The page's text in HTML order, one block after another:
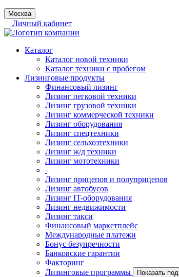
Москва
Личный кабинет
Каталог
Каталог новой техники
Каталог техники с пробегом
Лизинговые продукты
Финансовый лизинг
Лизинг легковой техники
Лизинг грузовой техники
Лизинг коммерческой техники
Лизинг оборудования
Лизинг спецтехники
Лизинг сельхозтехники
Лизинг ж/д техники
Лизинг мототехники
Лизинг прицепов и полуприцепов
Лизинг автобусов
Лизинг IT-оборудования
Лизинг недвижимости
Лизинг такси
Финансовый маркетплейс
Международные платежи
Бонус безупречности
Банковские гарантии
Факторинг
Лизинговые программы
Показать